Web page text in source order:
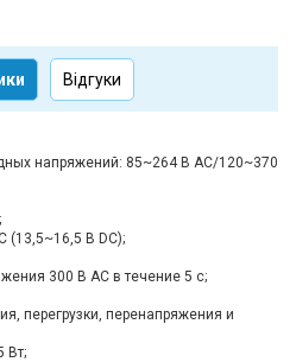
Відгуки
напряжений: 85~264 В AC/120~370
(13,5~16,5 В DC);
300 В AC в течение 5 с;
перегрузки, перенапряжения и
Вт;